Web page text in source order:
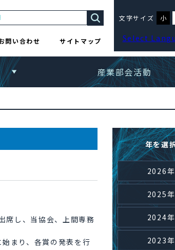
問い合わせ サイトマップ
文字サイズ 小
Select
産業部会活動
年を選
2026年
2025年
2024年
2023年
席し、当協会、上間専務
まり、各賞の発表を行